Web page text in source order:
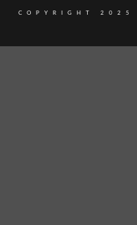
COPYRIGHT 2025